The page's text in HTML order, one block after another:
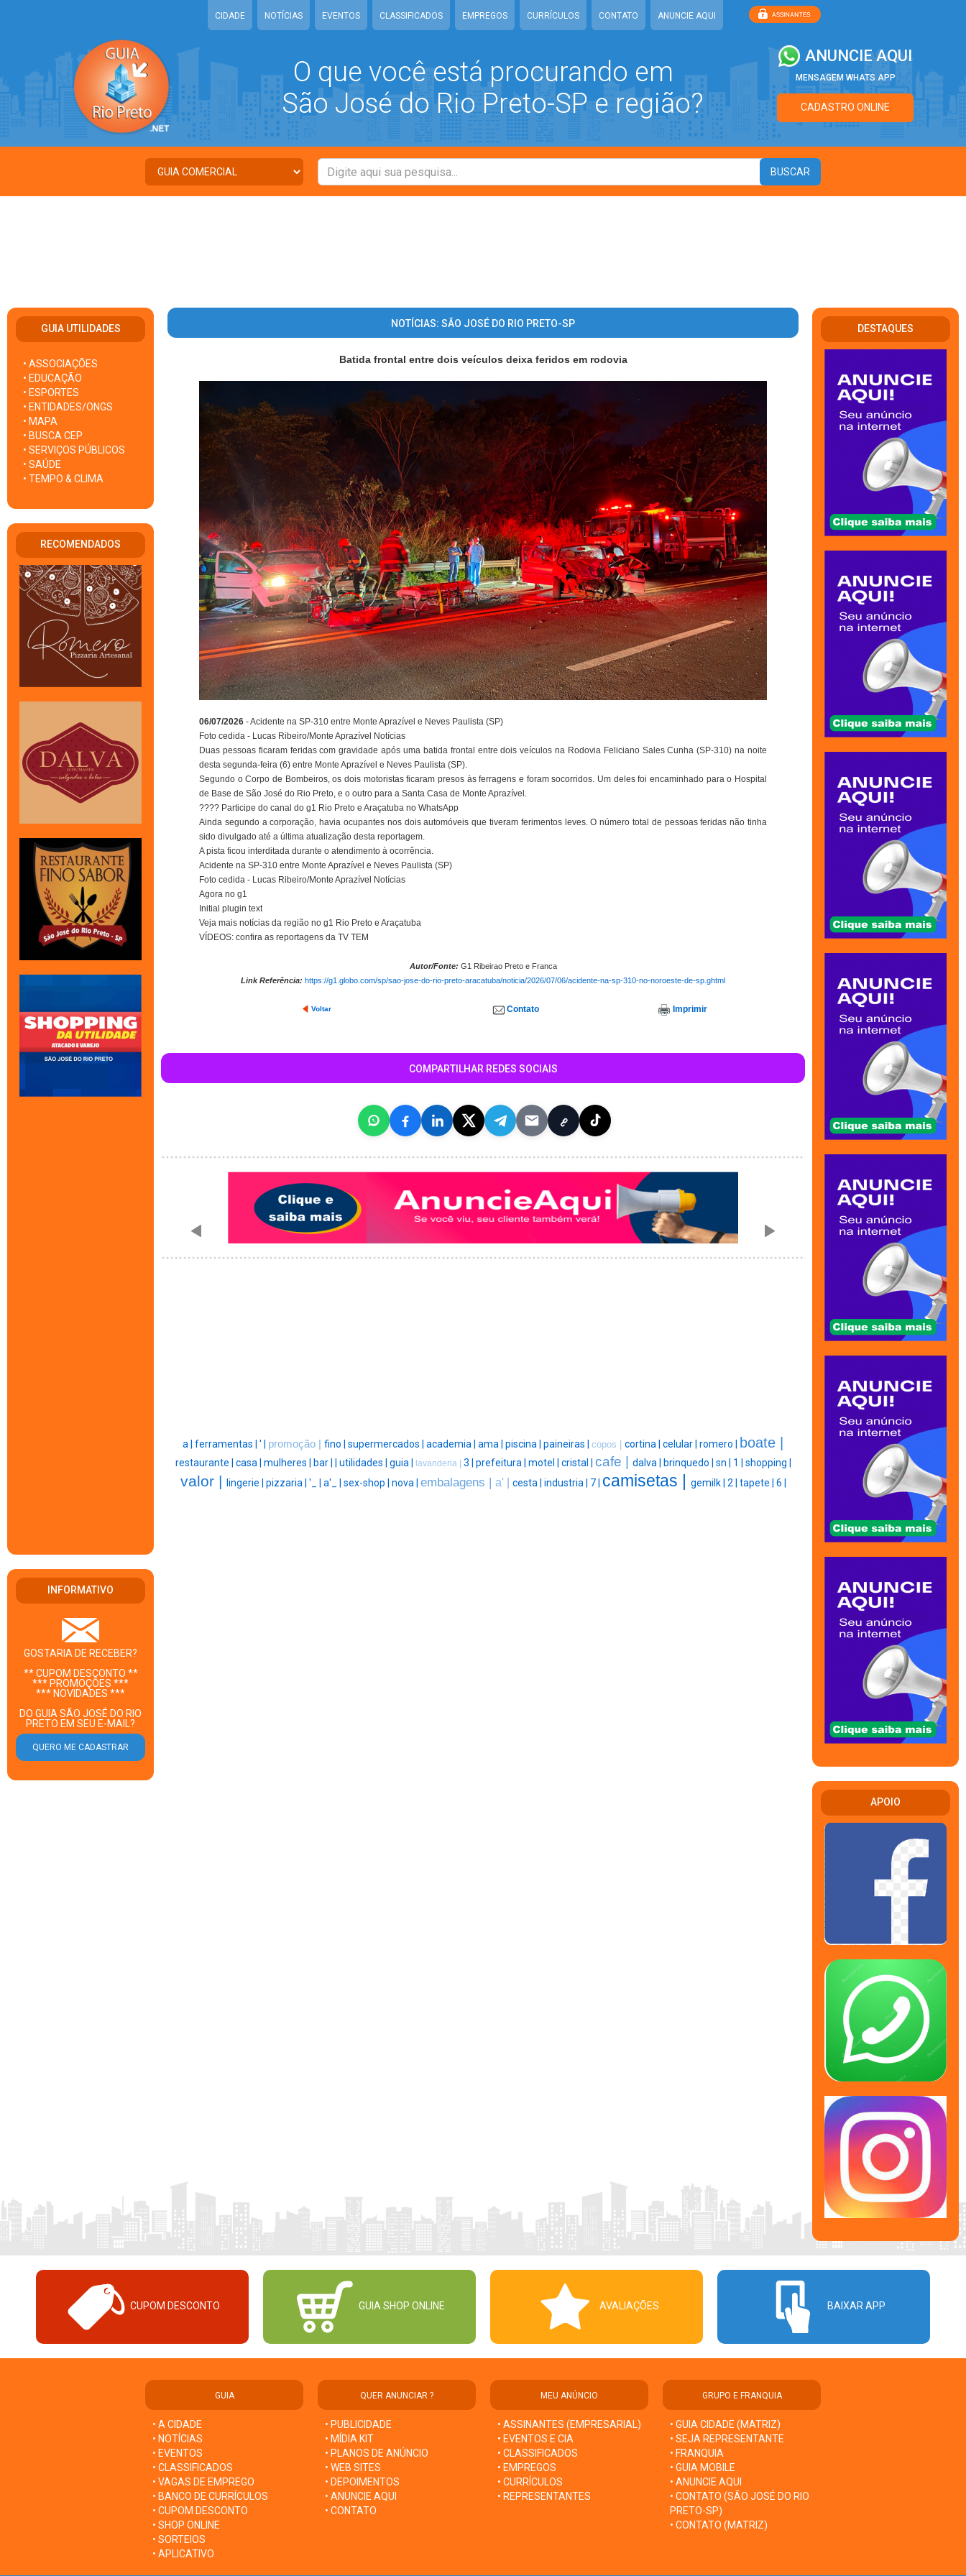
CIDADE NOTÍCIAS EVENTOS CLASSIFICADOS EMPREGOS CURRÍCULOS CONTATO ANUNCIE AQUI
O que você está procurando em
São José do Rio Preto-SP e região?
ANUNCIE AQUI
MENSAGEM WHATS APP
CADASTRO ONLINE
GUIA UTILIDADES
• ASSOCIAÇÕES
• EDUCAÇÃO
• ESPORTES
• ENTIDADES/ONGS
• MAPA
• BUSCA CEP
• SERVIÇOS PÚBLICOS
• SAÚDE
• TEMPO & CLIMA
RECOMENDADOS
INFORMATIVO
GOSTARIA DE RECEBER?
** CUPOM DESCONTO **
*** PROMOÇÕES ***
*** NOVIDADES ***
DO GUIA SÃO JOSÉ DO RIO
PRETO EM SEU E-MAIL?
NOTÍCIAS: SÃO JOSÉ DO RIO PRETO-SP
Batida frontal entre dois veículos deixa feridos em rodovia
06/07/2026 - Acidente na SP-310 entre Monte Aprazível e Neves Paulista (SP)
Foto cedida - Lucas Ribeiro/Monte Aprazível Notícias
Duas pessoas ficaram feridas com gravidade após uma batida frontal entre dois veículos na Rodovia Feliciano Sales Cunha (SP-310) na noite
desta segunda-feira (6) entre Monte Aprazível e Neves Paulista (SP).
Segundo o Corpo de Bombeiros, os dois motoristas ficaram presos às ferragens e foram socorridos. Um deles foi encaminhado para o Hospital
de Base de São José do Rio Preto, e o outro para a Santa Casa de Monte Aprazível.
???? Participe do canal do g1 Rio Preto e Araçatuba no WhatsApp
Ainda segundo a corporação, havia ocupantes nos dois automóveis que tiveram ferimentos leves. O número total de pessoas feridas não tinha
sido divulgado até a última atualização desta reportagem.
A pista ficou interditada durante o atendimento à ocorrência.
Acidente na SP-310 entre Monte Aprazível e Neves Paulista (SP)
Foto cedida - Lucas Ribeiro/Monte Aprazível Notícias
Agora no g1
Initial plugin text
Veja mais notícias da região no g1 Rio Preto e Araçatuba
VÍDEOS: confira as reportagens da TV TEM
Autor/Fonte: G1 Ribeirao Preto e Franca
Link Referência: https://g1.globo.com/sp/sao-jose-do-rio-preto-aracatuba/noticia/2026/07/06/acidente-na-sp-310-no-noroeste-de-sp.ghtml
Voltar Contato Imprimir
COMPARTILHAR REDES SOCIAIS
a | ferramentas | ' | promoção | fino | supermercados | academia | ama | piscina | paineiras | copos | cortina | celular | romero | boate |
restaurante | casa | mulheres | bar | utilidades | guia | lavanderia | 3 | prefeitura | motel | cristal | cafe | dalva | brinquedo | sn | 1 | shopping |
valor | lingerie | pizzaria | '_ | a'_ | sex-shop | nova | embalagens | a' | cesta | industria | 7 | camisetas | gemilk | 2 | tapete | 6 |
DESTAQUES
APOIO
CUPOM DESCONTO GUIA SHOP ONLINE AVALIAÇÕES BAIXAR APP
GUIA
• A CIDADE
• NOTÍCIAS
• EVENTOS
• CLASSIFICADOS
• VAGAS DE EMPREGO
• BANCO DE CURRÍCULOS
• CUPOM DESCONTO
• SHOP ONLINE
• SORTEIOS
• APLICATIVO
QUER ANUNCIAR ?
• PUBLICIDADE
• MÍDIA KIT
• PLANOS DE ANÚNCIO
• WEB SITES
• DEPOIMENTOS
• ANUNCIE AQUI
• CONTATO
MEU ANÚNCIO
• ASSINANTES (EMPRESARIAL)
• EVENTOS E CIA
• CLASSIFICADOS
• EMPREGOS
• CURRÍCULOS
• REPRESENTANTES
GRUPO E FRANQUIA
• GUIA CIDADE (MATRIZ)
• SEJA REPRESENTANTE
• FRANQUIA
• GUIA MOBILE
• ANUNCIE AQUI
• CONTATO (SÃO JOSÉ DO RIO
PRETO-SP)
• CONTATO (MATRIZ)